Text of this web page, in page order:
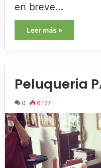
en breve…
Leer más »
Peluqueria
0 6.177